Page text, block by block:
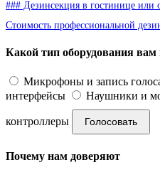
### Дезинсекция в гостинице или
Стоимость профессиональной
Какой тип оборудования вам
Микрофоны и запись
интерфейсы
Наушники и
контроллеры Голосовать
Почему нам доверяют